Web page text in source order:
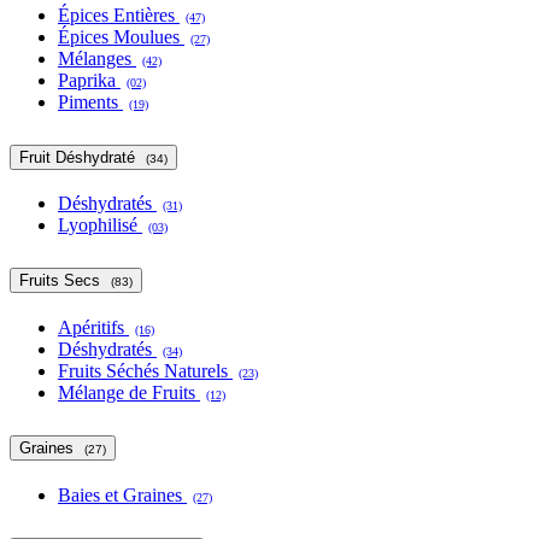
Épices Entières (47)
Épices Moulues (27)
Mélanges (42)
Paprika (02)
Piments (19)
Fruit Déshydraté (34)
Déshydratés (31)
Lyophilisé (03)
Fruits Secs (83)
Apéritifs (16)
Déshydratés (34)
Fruits Séchés Naturels (23)
Mélange de Fruits (12)
Graines (27)
Baies et Graines (27)